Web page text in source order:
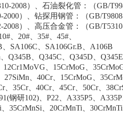
2008）、石油裂化管：（GB/
）、钻探用钢管：（GB/
2008）、高压合金管：（GB/
、20#、35#、45#、
SA106C、SA106Gr.B、A106B
Q345B、Q345C、Q345D、
12Cr1MoVG 、15CrMoG、
27SiMn、40Cr、15CrMoG、
、35Cr、40Cr、45Cr、50Cr、
钢研102)、P22、A335P5、
35CrMnSi、20CrMnTi、